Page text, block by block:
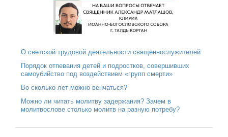
О светской трудовой деятельности священнослужителей
Порядок отпевания детей и подростков, совершивших
самоубийство под воздействием «групп смерти»
Во сколько лет можно венчаться?
Можно ли читать молитву задержания? Зачем в
молитвослове столько молитв на разную потребу?